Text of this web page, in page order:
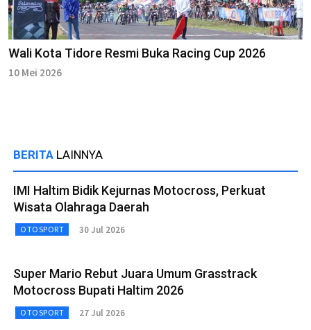
Wali Kota Tidore Resmi Buka Racing Cup 2026
10 Mei 2026
BERITA LAINNYA
IMI Haltim Bidik Kejurnas Motocross, Perkuat
Wisata Olahraga Daerah
OTOSPORT 30 Jul 2026
Super Mario Rebut Juara Umum Grasstrack
Motocross Bupati Haltim 2026
OTOSPORT 27 Jul 2026